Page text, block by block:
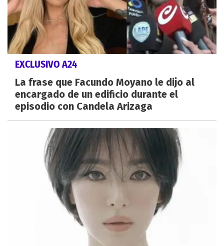
EXCLUSIVO A24
La frase que Facundo Moyano le dijo al
encargado de un edificio durante el
episodio con Candela Arizaga